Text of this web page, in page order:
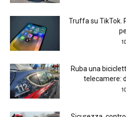
Truffa su TikTok.
Ruba una
telecamere: